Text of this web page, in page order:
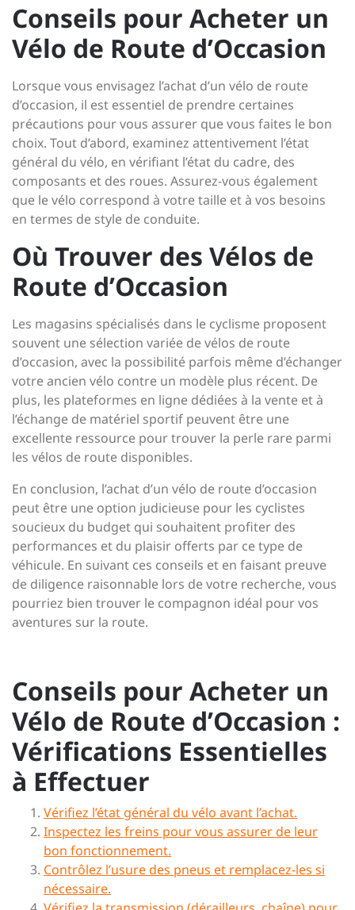
Conseils pour Acheter un
Vélo de Route d’Occasion
Lorsque vous envisagez l’achat d’un vélo de route
d’occasion, il est essentiel de prendre certaines
précautions pour vous assurer que vous faites le bon
choix. Tout d’abord, examinez attentivement l’état
général du vélo, en vérifiant l’état du cadre, des
composants et des roues. Assurez-vous également
que le vélo correspond à votre taille et à vos besoins
en termes de style de conduite.
Où Trouver des Vélos de
Route d’Occasion
Les magasins spécialisés dans le cyclisme proposent
souvent une sélection variée de vélos de route
d’occasion, avec la possibilité parfois même d’échanger
votre ancien vélo contre un modèle plus récent. De
plus, les plateformes en ligne dédiées à la vente et à
l’échange de matériel sportif peuvent être une
excellente ressource pour trouver la perle rare parmi
les vélos de route disponibles.
En conclusion, l’achat d’un vélo de route d’occasion
peut être une option judicieuse pour les cyclistes
soucieux du budget qui souhaitent profiter des
performances et du plaisir offerts par ce type de
véhicule. En suivant ces conseils et en faisant preuve
de diligence raisonnable lors de votre recherche, vous
pourriez bien trouver le compagnon idéal pour vos
aventures sur la route.
Conseils pour Acheter un
Vélo de Route d’Occasion :
Vérifications Essentielles
à Effectuer
Vérifiez l’état général du vélo avant l’achat.
Inspectez les freins pour vous assurer de leur
bon fonctionnement.
Contrôlez l’usure des pneus et remplacez-les si
nécessaire.